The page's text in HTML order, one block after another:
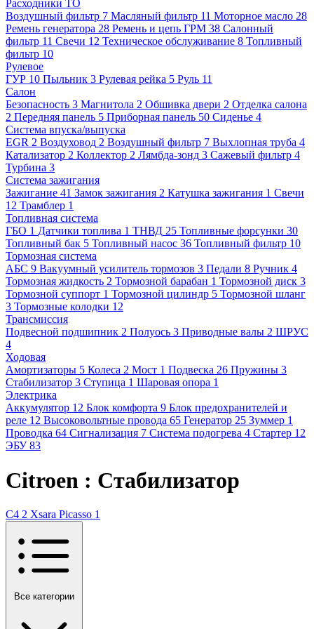
Расходники ТО
Воздушный фильтр 7 Масляный фильтр 11 Моторное масло 28
Ремень генератора 28 Ремень и цепь ГРМ 38 Салонный
фильтр 11 Свечи 12 Техническое обслуживание 8 Топливный
фильтр 10
Рулевое
ГУР 10 Пыльник 3 Рулевая рейка 5 Руль 11
Салон
Безопасность 3 Магнитола 2 Обшивка двери 2 Отделка салона
2 Передняя панель 5 Приборная панель 50 Сиденье 4
Система впуска/выпуска
EGR 2 Воздуховод 2 Воздушный фильтр 7 Выхлопная труба 4
Катализатор 2 Коллектор 2 Лямбда-зонд 3 Сажевый фильтр 4
Турбина 3
Система зажигания
Зажигание 41 Замок зажигания 2 Катушка зажигания 1 Свечи
12 Трамблер 1
Топливная система
ГБО 1 Датчики топлива 1 ТНВД 25 Топливные форсунки 30
Топливный бак 5 Топливный насос 36 Топливный фильтр 10
Тормозная система
АБС 9 Вакуумный усилитель тормозов 3 Педали 8 Ручник 4
Тормозная жидкость 2 Тормозной барабан 1 Тормозной диск 3
Тормозной суппорт 1 Тормозной цилиндр 5 Тормозной шланг
3 Тормозные колодки 12
Трансмиссия
Подвесной подшипник 2 Полуось 3 Приводные валы 2 ШРУС
4
Ходовая
Амортизаторы 5 Колеса 2 Мост 1 Подвеска 26 Пружины 3
Стабилизатор 3 Ступица 1 Шаровая опора 1
Электрика
Аккумулятор 12 Блок комфорта 9 Блок предохранителей и
реле 12 Высоковольтные провода 65 Генератор 25 Зуммер 1
Проводка 64 Сигнализация 7 Система подогрева 4 Стартер 12
ЭБУ 83
Citroen : Стабилизатор
C4 2 Xsara Picasso 1
Все категории